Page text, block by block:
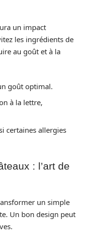
un impact
les ingrédients de
au goût et à la
goût optimal.
à la lettre,
certaines allergies
: l’art de
un simple
Un bon design peut